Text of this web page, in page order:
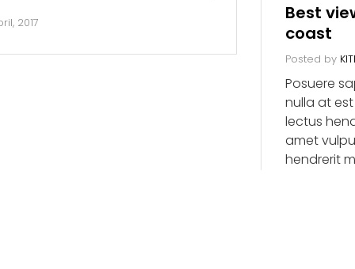
2017
Best
coast
Posted by
Posuere
nulla at
lectus
amet
hendrerit